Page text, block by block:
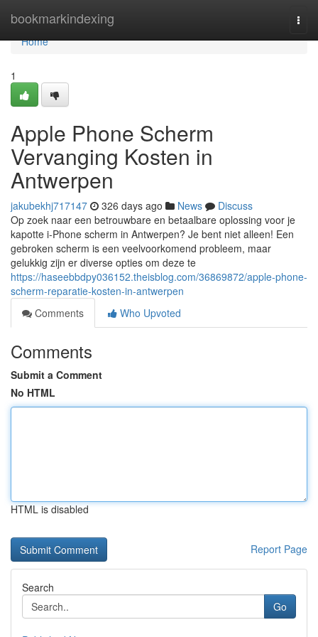
bookmarkindexing
Home
Home
1
Apple Phone Scherm
Vervanging Kosten in
Antwerpen
jakubekhj717147 326 days ago News
Discuss
Op zoek naar een betrouwbare en betaalbare oplossing voor je
kapotte i-Phone scherm in Antwerpen? Je bent niet alleen! Een
gebroken scherm is een veelvoorkomend probleem, maar
gelukkig zijn er diverse opties om deze te
https://haseebbdpy036152.theisblog.com/36869872/apple-phone-
scherm-reparatie-kosten-in-antwerpen
Comments
Who Upvoted
Comments
Submit a Comment
No HTML
HTML is disabled
Report Page
Search
Go